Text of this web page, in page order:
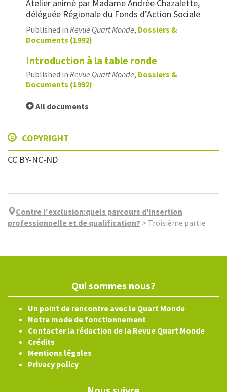
Atelier animé par Madame Andrée Chazalette,
déléguée Régionale du Fonds d’Action Sociale
Published in Revue Quart Monde, Dossiers &
Documents (1992)
Introduction à la table ronde
Published in Revue Quart Monde, Dossiers &
Documents (1992)
All documents
COPYRIGHT
CC BY-NC-ND
Contre l'exclusion:quels parcours d'insertion
professionnelle et de qualification? > Troisième partie
Qui sommes nous?
Un point de rencontre avec le Quart Monde
Notre mode de fonctionnement
Contacter la rédaction de la Revue Quart Monde
Crédits
Mentions légales
Privacy policy